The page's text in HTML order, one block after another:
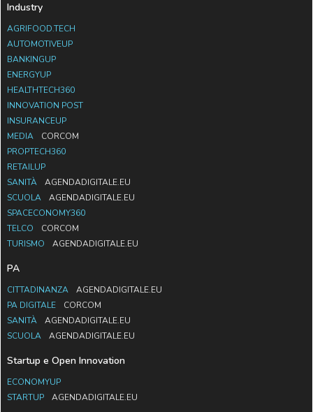
Industry
AGRIFOOD.TECH
AUTOMOTIVEUP
BANKINGUP
ENERGYUP
HEALTHTECH360
INNOVATION POST
INSURANCEUP
MEDIA
CORCOM
PROPTECH360
RETAILUP
SANITÀ
AGENDADIGITALE.EU
SCUOLA
AGENDADIGITALE.EU
SPACECONOMY360
TELCO
CORCOM
TURISMO
AGENDADIGITALE.EU
PA
CITTADINANZA
AGENDADIGITALE.EU
PA DIGITALE
CORCOM
SANITÀ
AGENDADIGITALE.EU
SCUOLA
AGENDADIGITALE.EU
Startup e Open Innovation
ECONOMYUP
STARTUP
AGENDADIGITALE.EU